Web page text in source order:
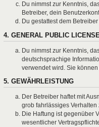
Du nimmst zur Kenntnis,
Betreiber, dein
Du gestattest dem
4. GENERAL PUBLIC
Du nimmst zur Kenntnis,
deutschsprachige
verwendet wird. Sie
5. GEWÄHRLEISTUNG
Der Betreiber haftet mit
grob fahrlässiges
Die Haftung ist gegenüber
wesentlicher